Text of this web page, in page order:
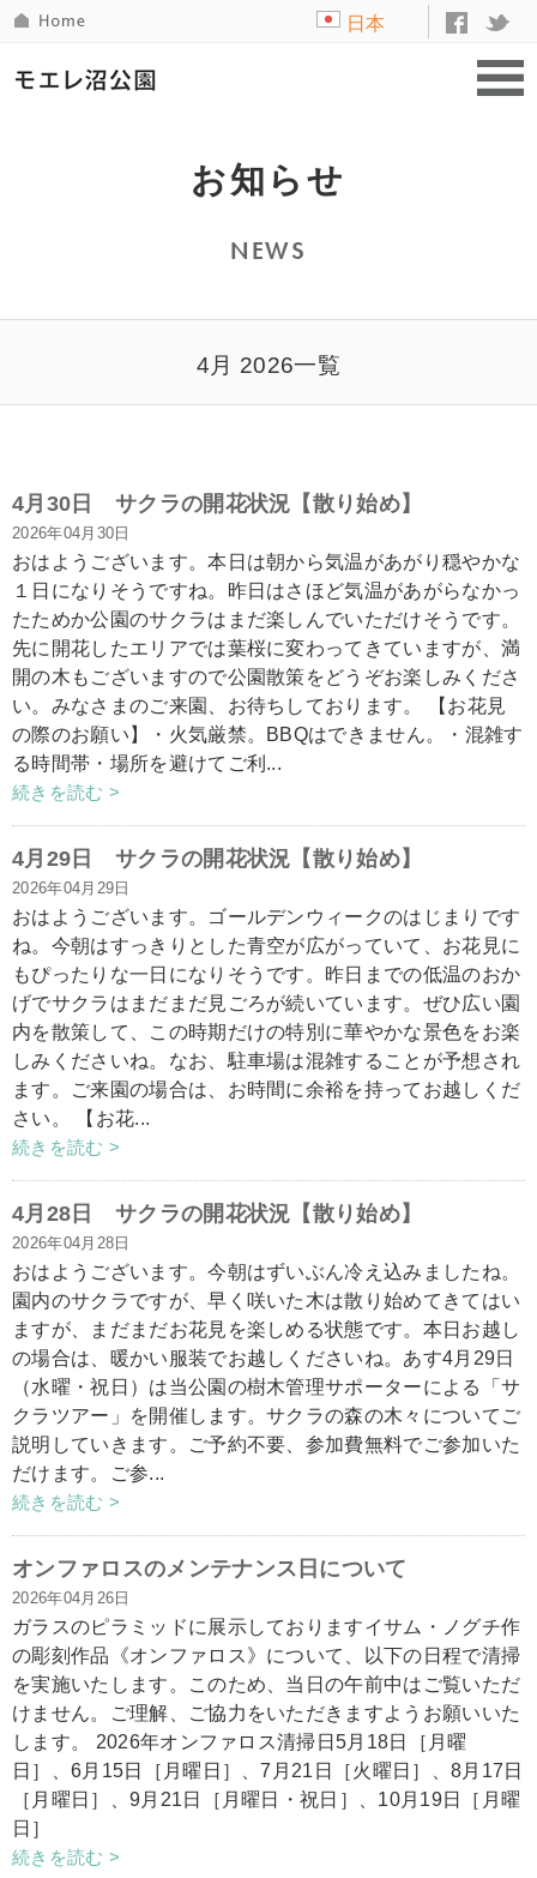
日本
お知らせ
NEWS
4月 2026一覧
4月30日 サクラの開花状況【散り始め】
2026年04月30日
おはようございます。本日は朝から気温があがり穏やかな
１日になりそうですね。昨日はさほど気温があがらなかっ
たためか公園のサクラはまだ楽しんでいただけそうです。
先に開花したエリアでは葉桜に変わってきていますが、満
開の木もございますので公園散策をどうぞお楽しみくださ
い。みなさまのご来園、お待ちしております。 【お花見
の際のお願い】・火気厳禁。BBQはできません。・混雑す
る時間帯・場所を避けてご利...
続きを読む >
4月29日 サクラの開花状況【散り始め】
2026年04月29日
おはようございます。ゴールデンウィークのはじまりです
ね。今朝はすっきりとした青空が広がっていて、お花見に
もぴったりな一日になりそうです。昨日までの低温のおか
げでサクラはまだまだ見ごろが続いています。ぜひ広い園
内を散策して、この時期だけの特別に華やかな景色をお楽
しみくださいね。なお、駐車場は混雑することが予想され
ます。ご来園の場合は、お時間に余裕を持ってお越しくだ
さい。 【お花...
続きを読む >
4月28日 サクラの開花状況【散り始め】
2026年04月28日
おはようございます。今朝はずいぶん冷え込みましたね。
園内のサクラですが、早く咲いた木は散り始めてきてはい
ますが、まだまだお花見を楽しめる状態です。本日お越し
の場合は、暖かい服装でお越しくださいね。あす4月29日
（水曜・祝日）は当公園の樹木管理サポーターによる「サ
クラツアー」を開催します。サクラの森の木々についてご
説明していきます。ご予約不要、参加費無料でご参加いた
だけます。ご参...
続きを読む >
オンファロスのメンテナンス日について
2026年04月26日
ガラスのピラミッドに展示しておりますイサム・ノグチ作
の彫刻作品《オンファロス》について、以下の日程で清掃
を実施いたします。このため、当日の午前中はご覧いただ
けません。ご理解、ご協力をいただきますようお願いいた
します。 2026年オンファロス清掃日5月18日［月曜
日］、6月15日［月曜日］、7月21日［火曜日］、8月17日
［月曜日］、9月21日［月曜日・祝日］、10月19日［月曜
日］
続きを読む >